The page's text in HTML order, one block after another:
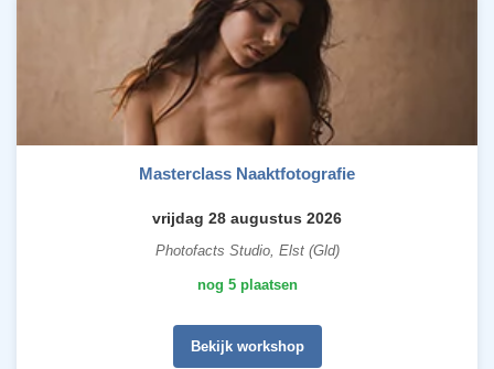
Masterclass Naaktfotografie
vrijdag 28 augustus 2026
Photofacts Studio, Elst (Gld)
nog 5 plaatsen
Bekijk workshop